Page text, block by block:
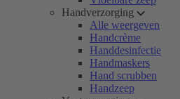
Handverzorging
Alle weergeven
Handcrème
Handdesinfectie
Handmaskers
Hand scrubben
Handzeep